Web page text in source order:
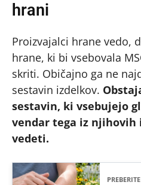
hrani
Proizvajalci hrane vedo,
hrane, ki bi vsebovala
skriti. Običajno ga ne
sestavin izdelkov.
sestavin, ki vsebujejo
vendar tega iz njihovih
vedeti.